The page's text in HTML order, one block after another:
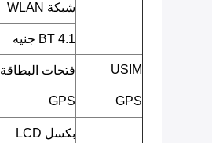
شبكة WLAN
BT 4.1 جنيه
USIM فتحات البطاقة
GPS
GPS
بكسل LCD